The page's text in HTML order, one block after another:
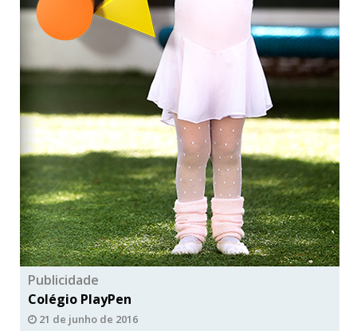
Publicidade
Colégio PlayPen
21 de junho de 2016